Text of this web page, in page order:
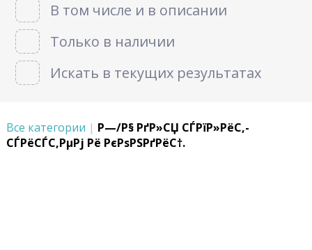
В том числе и в описании
Только в наличии
Искать в текущих результатах
Все категории | Р—/Р§ РґР»СЏ СЃРїР»РёС‚-
СЃРёСЃС‚РµРј Рё РєРѕРЅРґРёС†.